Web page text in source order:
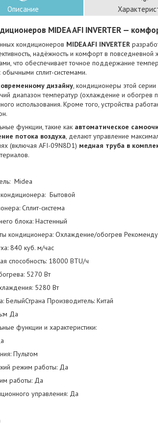
Описание
MIDEA AFI INVERTER —
кондиционеров MIDEA AFI INVERTER
надёжность и комфорт в
что обеспечивает точное поддержание
сплит-системами.
дизайну, кондиционеры этой
диапазон температур (охлаждение и обогрев
использования. Кроме того, устройства
функции, такие как автоматическое
потока воздуха, делают управление
(включая AFI-09N8D1) медная труба в
Midea
Бытовой
Сплит-система
блока: Настенный
кондиционера: Охлаждение/обогрев
840 куб. м/час
способность: 18000 BTU/ч
5270 Вт
5280 Вт
БелыйСтрана Производитель: Китай
Да
функции и характеристики:
Пультом
режим работы: Да
работы: Да
управления: Да